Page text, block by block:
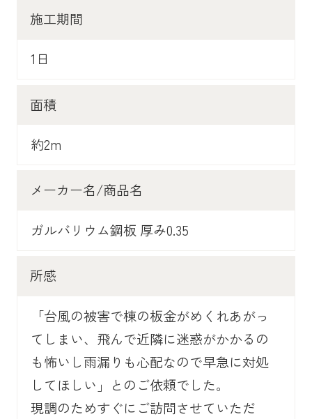
施工期間
1日
面積
約2m
メーカー名/商品名
ガルバリウム鋼板 厚み0.35
所感
「台風の被害で棟の板金がめくれあがっ
てしまい、飛んで近隣に迷惑がかかるの
も怖いし雨漏りも心配なので早急に対処
してほしい」とのご依頼でした。
現調のためすぐにご訪問させていただ